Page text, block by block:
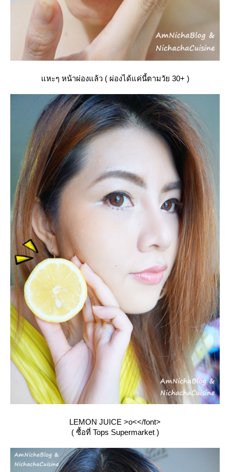
หะๆ หน้าผ่องแล้ว ( ผ่องได้แค่นี้ตามวัย 30+ )
LEMON JUICE >o<</font>
( ซื้อที่ Tops Supermarket )